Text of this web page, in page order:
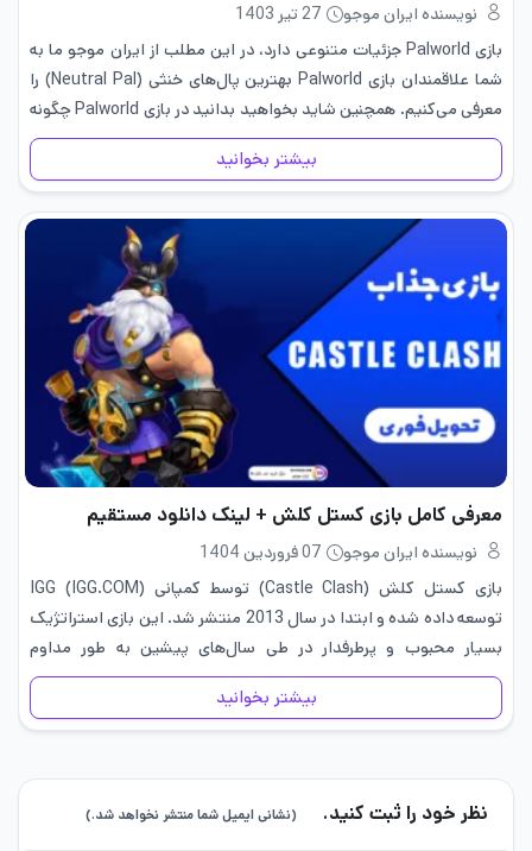
نویسنده ایران موجو
27 تیر 1403
بازی Palworld جزئیات متنوعی دارد، در این مطلب از ایران موجو ما به
شما علاقمندان بازی Palworld بهترین پال‌های خنثی (Neutral Pal) را
معرفی می‌کنیم. همچنین شاید بخواهید بدانید در بازی Palworld چگونه
رئیس برج Rayne را پیدا کنیم و شکست…
بیشتر بخوانید
معرفی کامل بازی کستل کلش + لینک دانلود مستقیم
نویسنده ایران موجو
07 فروردین 1404
بازی کستل کلش (Castle Clash) توسط کمپانی IGG (IGG.COM)
توسعه داده شده و ابتدا در سال 2013 منتشر شد. این بازی استراتژیک
بسیار محبوب و پرطرفدار در طی سال‌های پیشین به طور مداوم
به‌روزرسانی شده و تغییرات و بهبودهای مختلفی…
بیشتر بخوانید
نظر خود را ثبت کنید. (نشانی ایمیل شما منتشر نخواهد شد.)